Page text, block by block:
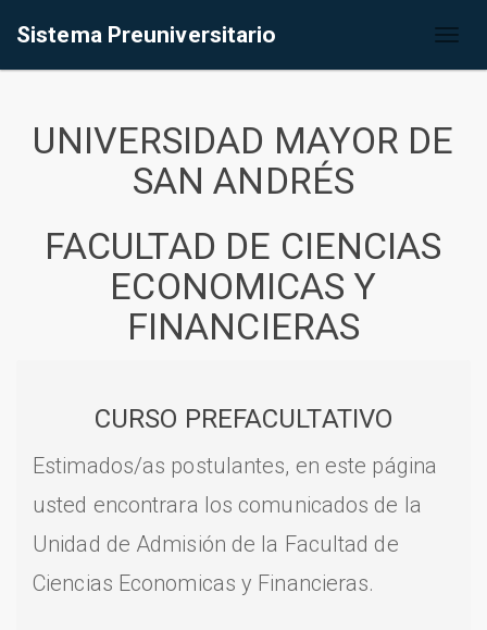
Sistema Preuniversitario
UNIVERSIDAD MAYOR DE
SAN ANDRÉS
FACULTAD DE CIENCIAS
ECONOMICAS Y
FINANCIERAS
CURSO PREFACULTATIVO
Estimados/as postulantes, en este página
usted encontrara los comunicados de la
Unidad de Admisión de la Facultad de
Ciencias Economicas y Financieras.